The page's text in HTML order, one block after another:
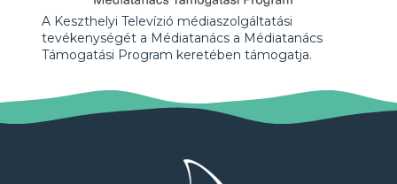
A Keszthelyi Televízió médiaszolgáltatási
tevékenységét a Médiatanács a Médiatanács
Támogatási Program keretében támogatja.